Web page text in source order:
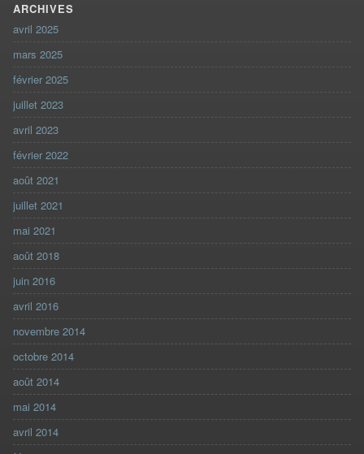
ARCHIVES
avril 2025
mars 2025
février 2025
juillet 2023
avril 2023
février 2022
août 2021
juillet 2021
mai 2021
août 2018
juin 2016
avril 2016
novembre 2014
octobre 2014
août 2014
mai 2014
avril 2014